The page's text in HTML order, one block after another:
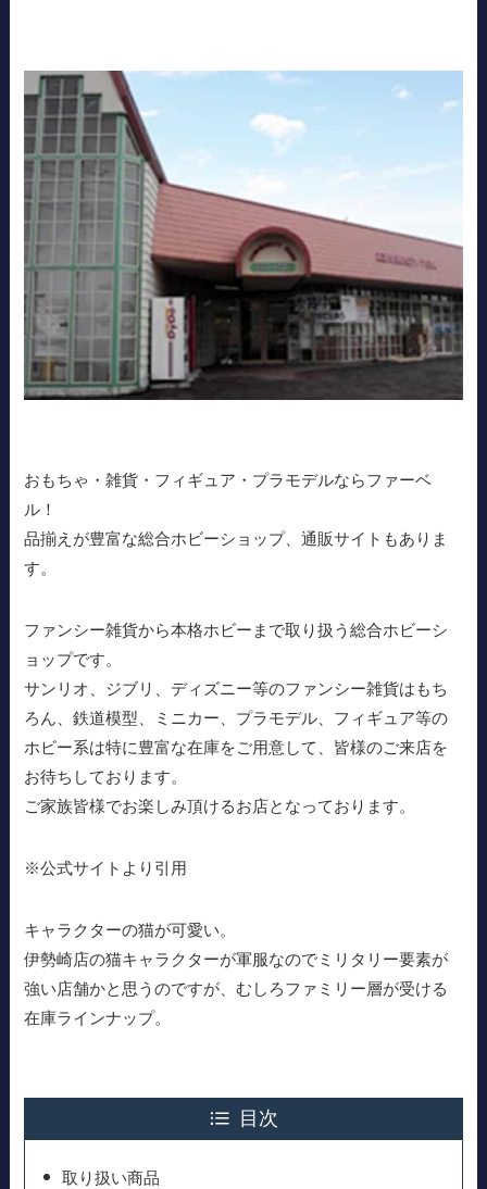
おもちゃ・雑貨・フィギュア・プラモデルならファーベ
ル！
品揃えが豊富な総合ホビーショップ、通販サイトもありま
す。
ファンシー雑貨から本格ホビーまで取り扱う総合ホビーシ
ョップです。
サンリオ、ジブリ、ディズニー等のファンシー雑貨はもち
ろん、鉄道模型、ミニカー、プラモデル、フィギュア等の
ホビー系は特に豊富な在庫をご用意して、皆様のご来店を
お待ちしております。
ご家族皆様でお楽しみ頂けるお店となっております。
※公式サイトより引用
キャラクターの猫が可愛い。
伊勢崎店の猫キャラクターが軍服なのでミリタリー要素が
強い店舗かと思うのですが、むしろファミリー層が受ける
在庫ラインナップ。
目次
取り扱い商品